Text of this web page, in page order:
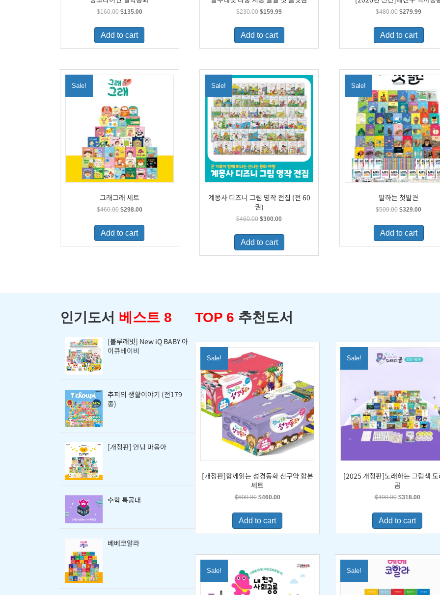
$160.00 Original
was:
$160.00.
$135.00Current
is:
Add to cart
$230.00 Original
was:
$230.00.
$159.99Current
is:
Add to cart
$480.00Original
was:
$480.00.
$279.99Current
is:
Add to cart
Sale!
그래그래 세트
$460.00 Original
was:
$460.00.
$298.00Current
is:
Add to cart
Sale!
계몽사 디즈니 그림 명작 전집 (전 60
권)
$460.00 Original
was:
$460.00.
$300.00Current
is:
Add to cart
Sale!
말하는 첫발견
$500.00Original
was:
$500.00.
$329.00Current
is:
Add to cart
인기도서 베스트 8
[블루래빗] New iQ BABY 아
이큐베이비
추피의 생활이야기 (전179
종)
[개정판] 안녕 마음아
수학 특공대
베베코알라
TOP 6 추천도서
Sale!
[개정판]함께읽는 성경동화 신구약 합본
세트
$600.00 Original
was:
$600.00.
$460.00Current
is:
Add to cart
Sale!
[2025 개정판]노래하는 그림책 도
곰
$490.00 Original
was:
$490.00.
$318.00Current
is:
Add to cart
Sale! Sale!